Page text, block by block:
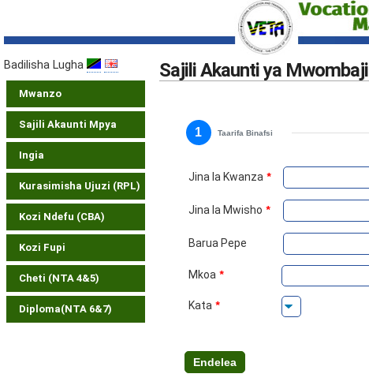
Badilisha Lugha
Mwanzo
Sajili Akaunti Mpya
Ingia
Kurasimisha Ujuzi (RPL)
Kozi Ndefu (CBA)
Kozi Fupi
Cheti (NTA 4&5)
Diploma(NTA 6&7)
Sajili Akaunti ya Mwombaji
1 Taarifa Binafsi
Jina la Kwanza *
Jina la Mwisho *
Barua Pepe
Mkoa *
Kata *